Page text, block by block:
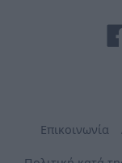
Επικοινωνία